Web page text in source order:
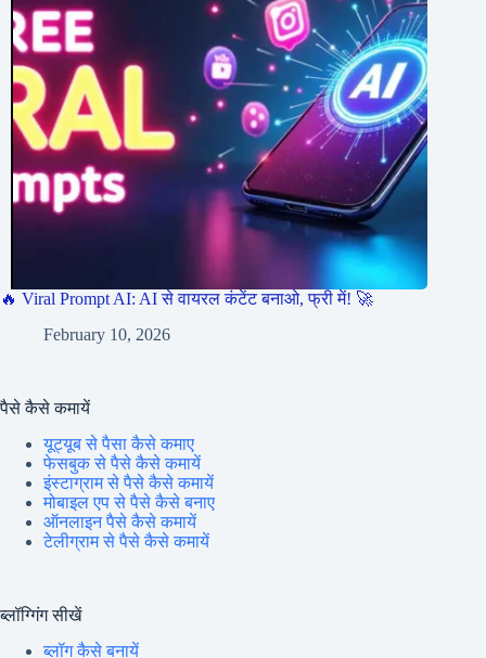
🔥 Viral Prompt AI: AI से वायरल कंटेंट बनाओ, फ्री में! 🚀
February 10, 2026
पैसे कैसे कमायें
यूट्यूब से पैसा कैसे कमाए
फेसबुक से पैसे कैसे कमायें
इंस्टाग्राम से पैसे कैसे कमायें
मोबाइल एप से पैसे कैसे बनाए
ऑनलाइन पैसे कैसे कमायें
टेलीग्राम से पैसे कैसे कमायें
ब्लॉग्गिंग सीखें
ब्लॉग कैसे बनायें